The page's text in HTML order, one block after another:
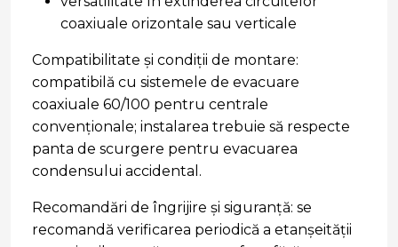
coaxiuale orizontale sau verticale
Compatibilitate și condiții de montare:
compatibilă cu sistemele de evacuare
coaxiuale 60/100 pentru centrale
convenționale; instalarea trebuie să respecte
panta de scurgere pentru evacuarea
condensului accidental.
Recomandări de îngrijire și siguranță: se
recomandă verificarea periodică a etanșeității